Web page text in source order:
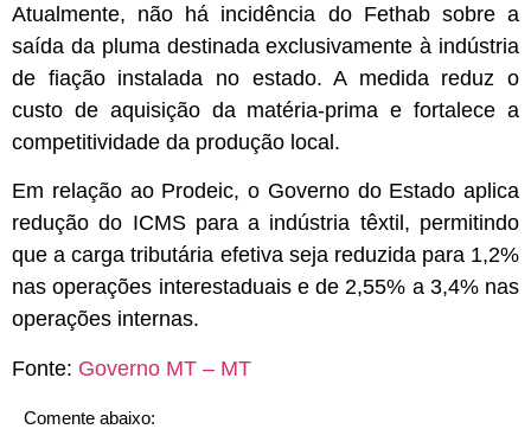
Atualmente, não há incidência do Fethab sobre a
saída da pluma destinada exclusivamente à indústria
de fiação instalada no estado. A medida reduz o
custo de aquisição da matéria-prima e fortalece a
competitividade da produção local.
Em relação ao Prodeic, o Governo do Estado aplica
redução do ICMS para a indústria têxtil, permitindo
que a carga tributária efetiva seja reduzida para 1,2%
nas operações interestaduais e de 2,55% a 3,4% nas
operações internas.
Fonte: Governo MT – MT
Comente abaixo: